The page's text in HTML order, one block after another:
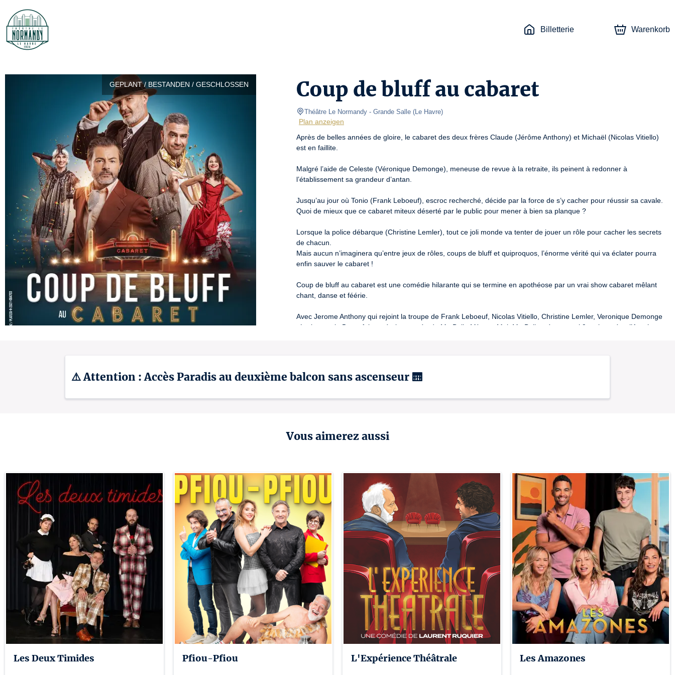
Billetterie Warenkorb
GEPLANT / BESTANDEN / GESCHLOSSEN Coup de bluff au cabaret
Théâtre Le Normandy - Grande Salle (Le Havre)
Plan anzeigen
Après de belles années de gloire, le cabaret des deux frères Claude (Jérôme Anthony) et Michaël (Nicolas Vitiello)
est en faillite.
Malgré l’aide de Celeste (Véronique Demonge), meneuse de revue à la retraite, ils peinent à redonner à
l’établissement sa grandeur d’antan.
Jusqu’au jour où Tonio (Frank Leboeuf), escroc recherché, décide par la force de s’y cacher pour réussir sa cavale.
Quoi de mieux que ce cabaret miteux déserté par le public pour mener à bien sa planque ?
Lorsque la police débarque (Christine Lemler), tout ce joli monde va tenter de jouer un rôle pour cacher les secrets
de chacun.
Mais aucun n’imaginera qu’entre jeux de rôles, coups de bluff et quiproquos, l’énorme vérité qui va éclater pourra
enfin sauver le cabaret !
Coup de bluff au cabaret est une comédie hilarante qui se termine en apothéose par un vrai show cabaret mêlant
chant, danse et féérie.
Avec Jerome Anthony qui rejoint la troupe de Frank Leboeuf, Nicolas Vitiello, Christine Lemler, Veronique Demonge
réunis pour la 5eme fois après les succès de Ma Belle Mère et Moi, Ma Belle mère et moi 9 mois après,  l’Art n’a
Lizenznummer: 1-010008 / PLATESV-D-2024-004267 / PLATESV-D-2024-004265
⚠️ Attention : Accès Paradis au deuxième balcon sans ascenseur 🛗
Vous aimerez aussi
Les Deux Timides Pfiou-Pfiou L'Expérience Théâtrale Les Amazones